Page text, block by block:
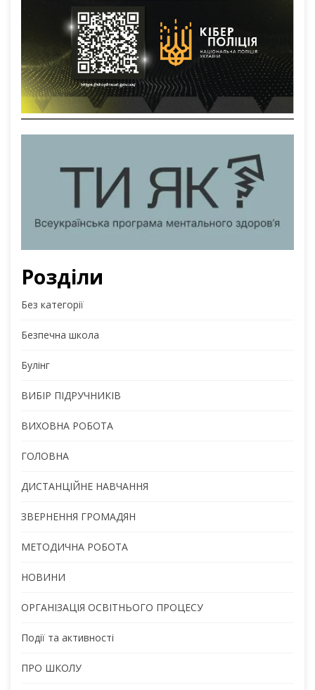
Розділи
Без категорії
Безпечна школа
Булінг
ВИБІР ПІДРУЧНИКІВ
ВИХОВНА РОБОТА
ГОЛОВНА
ДИСТАНЦІЙНЕ НАВЧАННЯ
ЗВЕРНЕННЯ ГРОМАДЯН
МЕТОДИЧНА РОБОТА
НОВИНИ
ОРГАНІЗАЦІЯ ОСВІТНЬОГО ПРОЦЕСУ
Події та активності
ПРО ШКОЛУ